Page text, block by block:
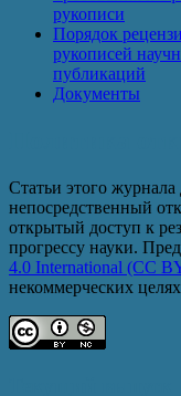
рукописи
Порядок
рукописей
публикаций
Документы
Статьи этого
непосредственный
открытый доступ к
прогрессу науки.
4.0 International (CC
некоммерческих